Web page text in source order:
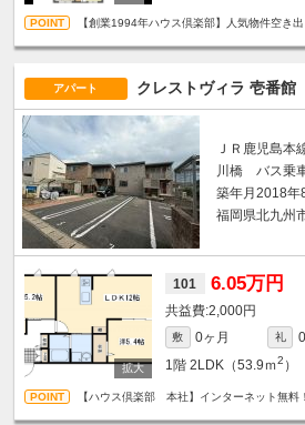
【創業1994年ハウス倶楽部】人気物件空き
アパート クレストヴィラ 壱番館
ＪＲ鹿児島本
川橋 バス乗
築年月2018年
福岡県北九州
101 6.05万円
2,000円
敷 0ヶ月 礼
1階 2LDK（53.9ｍ2 ）
【ハウス倶楽部 本社】インターネット無料！